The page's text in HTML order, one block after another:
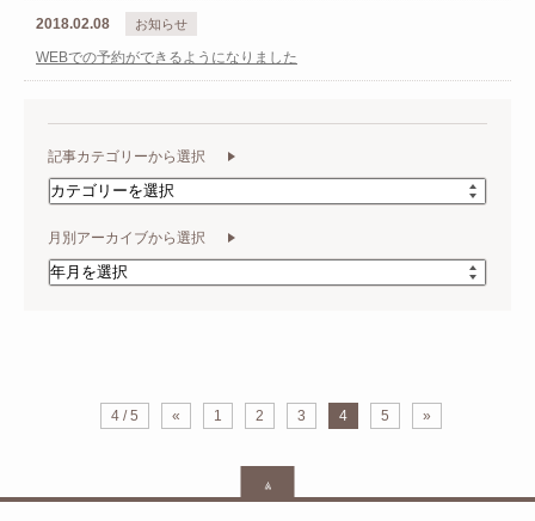
2018.02.08 お知らせ
WEBでの予約ができるようになりました
記事カテゴリーから選択
月別アーカイブから選択
4 / 5 « 1 2 3 4 5 »